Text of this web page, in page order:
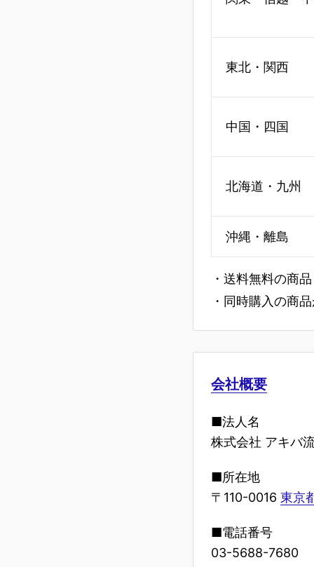
東北・関西
中国・四国
北海道・九州
沖縄・離島
・送料無料の商
・同時購入の商
会社概要
■法人名
株式会社 アキバ
■所在地
〒110-0016 東京
■電話番号
03-5688-7680